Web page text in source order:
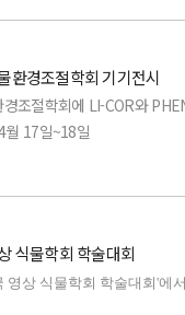
도도/형광 측정기)
적 지수 측정기)
/ 210R (퀀텀센서 / 일사량 센서 /
럼 분석기)
분석기)
/ H2O 미량 가스 분석기)
환경조절학회 기기전시
조절학회에 LI-COR와
월 17일~18일
식물학회 학술대회
영상 식물학회 학술대회'에서